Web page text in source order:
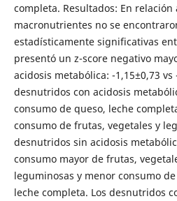
completa. Resultados: En relación
macronutrientes no se
estadísticamente significativas
presentó un z-score negativo
acidosis metabólica: -1,15±0,73 vs
desnutridos con acidosis
consumo de queso, leche
consumo de frutas, vegetales y
desnutridos sin acidosis
consumo mayor de frutas,
leguminosas y menor consumo
leche completa. Los desnutridos